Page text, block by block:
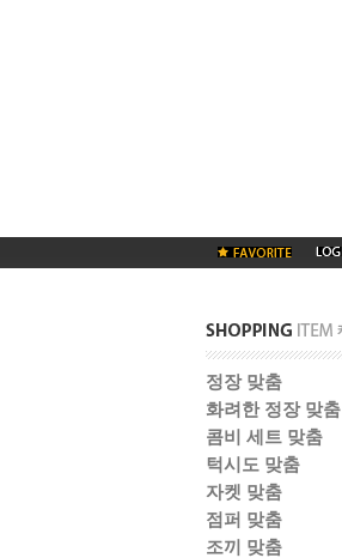
정장 맞춤
화려한 정장 맞춤
콤비 세트 맞춤
턱시도 맞춤
자켓 맞춤
점퍼 맞춤
조끼 맞춤